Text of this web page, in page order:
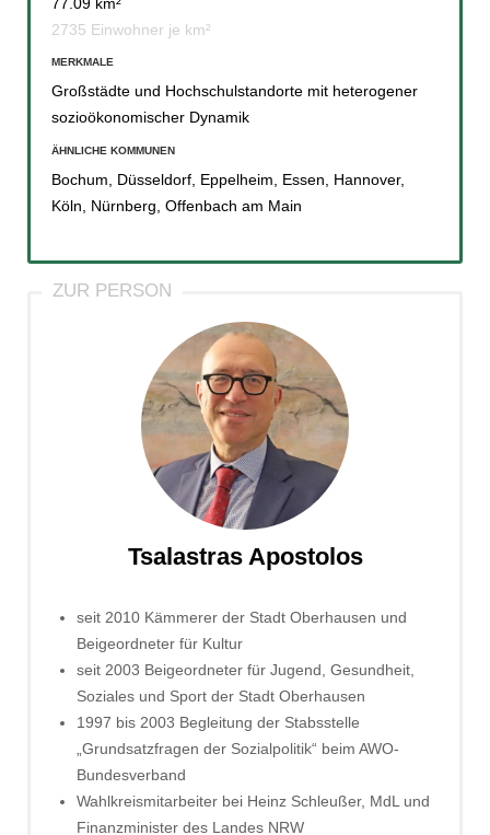
2735 Einwohner je km²
MERKMALE
Großstädte und Hochschulstandorte mit heterogener
sozioökonomischer Dynamik
ÄHNLICHE KOMMUNEN
Bochum Düsseldorf, Eppelheim Essen Hannover,
Köln
Nürnberg Offenbach am Main
Tsalastras Apostolos
seit 2010 Kämmerer der Stadt Oberhausen und
Beigeordneter für Kultur
seit 2003 Beigeordneter für Jugend, Gesundheit,
Soziales und Sport der Stadt Oberhausen
1997 bis 2003 Begleitung der Stabsstelle
„Grundsatzfragen der Sozialpolitik“ beim AWO-
Bundesverband
Wahlkreismitarbeiter bei Heinz Schleußer, MdL und
Finanzminister des Landes NRW